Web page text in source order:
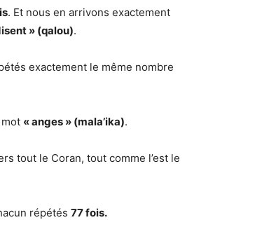
. Et nous en arrivons exactement
» (qalou).
exactement le même nombre
« anges » (mala’ika).
tout le Coran, tout comme l’est le
répétés 77 fois.